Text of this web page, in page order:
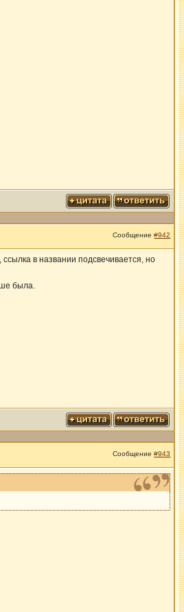
Сообщение#942
в названии подсвечивается, но
была.
Сообщение#943